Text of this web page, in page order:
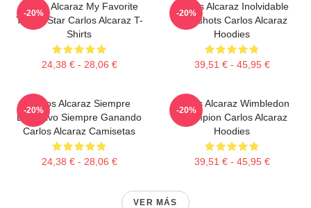
Carlos Alcaraz My Favorite
Tennis Star Carlos Alcaraz T-
Shirts
24,38 € - 28,06 €
-20%
Carlos Alcaraz Inolvidable
Dropshots Carlos Alcaraz
Hoodies
39,51 € - 45,95 €
-20%
Carlos Alcaraz Siempre
Explosivo Siempre Ganando
Carlos Alcaraz Camisetas
24,38 € - 28,06 €
-20%
Carlos Alcaraz Wimbledon
Champion Carlos Alcaraz
Hoodies
39,51 € - 45,95 €
-20%
VER MÁS